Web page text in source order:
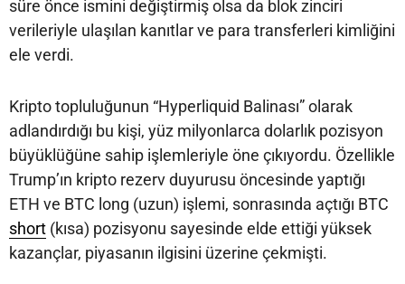
süre önce ismini değiştirmiş olsa da blok zinciri
verileriyle ulaşılan kanıtlar ve para transferleri kimliğini
ele verdi.
Kripto topluluğunun “Hyperliquid Balinası” olarak
adlandırdığı bu kişi, yüz milyonlarca dolarlık pozisyon
büyüklüğüne sahip işlemleriyle öne çıkıyordu. Özellikle
Trump’ın kripto rezerv duyurusu öncesinde yaptığı
ETH ve BTC long (uzun) işlemi, sonrasında açtığı BTC
short (kısa) pozisyonu sayesinde elde ettiği yüksek
kazançlar, piyasanın ilgisini üzerine çekmişti.